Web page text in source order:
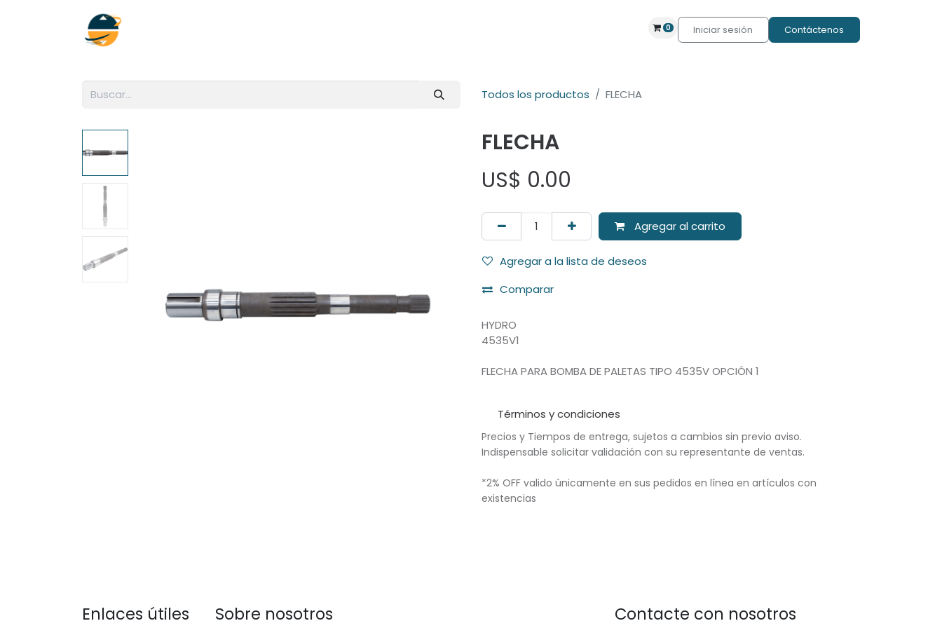
0 Iniciar sesión Contáctenos
Todos los productos FLECHA
FLECHA
US$ 0.00
Agregar al carrito
Agregar a la lista de deseos
Comparar
HYDRO
4535V1
FLECHA PARA BOMBA DE PALETAS TIPO 4535V OPCIÓN 1
Términos y condiciones
Precios y Tiempos de entrega, sujetos a cambios sin previo aviso.
Indispensable solicitar validación con su representante de ventas.
*2% OFF valido únicamente en sus pedidos en línea en artículos con
existencias
Enlaces útiles Sobre nosotros Contacte con nosotros